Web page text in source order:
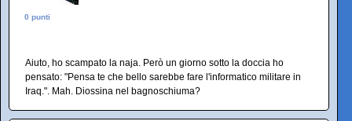
0 punti
Aiuto, ho scampato la naja. Però un giorno sotto la doccia ho
pensato: "Pensa te che bello sarebbe fare l'informatico militare in
Iraq.". Mah. Diossina nel bagnoschiuma?